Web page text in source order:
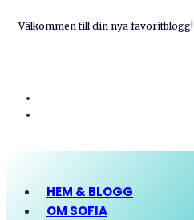
Välkommen till din nya favoritblogg!
HEM & BLOGG
OM SOFIA